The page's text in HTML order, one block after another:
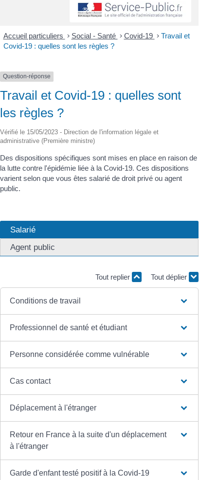
Accueil particuliers > Social - Santé > Covid-19 > Travail et
Covid-19 : quelles sont les règles ?
Question-réponse
Travail et Covid-19 : quelles sont
les règles ?
Vérifié le 15/05/2023 - Direction de l'information légale et
administrative (Première ministre)
Des dispositions spécifiques sont mises en place en raison de
la lutte contre l'épidémie liée à la Covid-19. Ces dispositions
varient selon que vous êtes salarié de droit privé ou agent
public.
Salarié
Agent public
Tout replier Tout déplier
Conditions de travail
Professionnel de santé et étudiant
Personne considérée comme vulnérable
Cas contact
Déplacement à l'étranger
Retour en France à la suite d'un déplacement
à l'étranger
Garde d'enfant testé positif à la Covid-19